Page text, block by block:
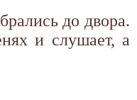
до двора.
и слушает, а